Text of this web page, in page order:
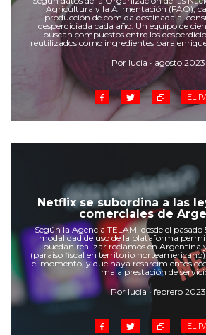
Cruz del Eje
Corredor de
La Carlota y
Laboulaye y sur
Bell Ville
Río Tercero
Despeñaderos
Agricultura y la Alimentación (FAO),
producción de comida destinada al
desperdiciada cada año. Un equipo de
buscan compuestos entre los
reutilizados como ingredientes para
Por lucia • agosto 2023
EL
Netflix se subordina a las
comerciales de
Según la Agencia TELAM, desde el pasado
modalidad de uso de la plataforma
puedan realizar reclamos en Argentina
(paraiso fiscal en territorio
el momento, y que haya resarcimientos
mala prestación de
Por lucia • febrero 2023
EL